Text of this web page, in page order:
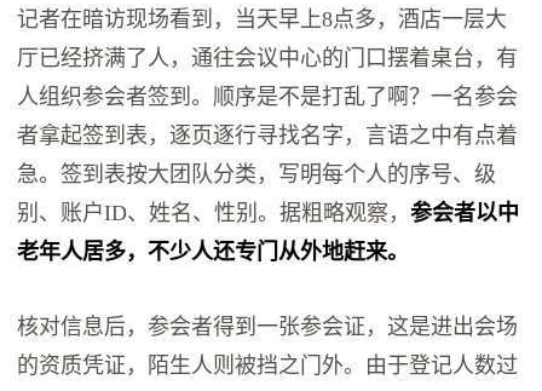
记者在暗访现场看到，当天早上8点多，酒店一层大
厅已经挤满了人，通往会议中心的门口摆着桌台，有
人组织参会者签到。顺序是不是打乱了啊？一名参会
者拿起签到表，逐页逐行寻找名字，言语之中有点着
急。签到表按大团队分类，写明每个人的序号、级
别、账户ID、姓名、性别。据粗略观察，参会者以中
老年人居多，不少人还专门从外地赶来。
核对信息后，参会者得到一张参会证，这是进出会场
的资质凭证，陌生人则被挡之门外。由于登记人数过